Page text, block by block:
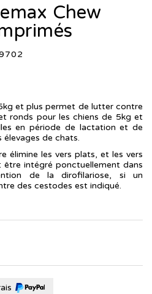
Chew
et plus permet de lutter contre
ronds pour les chiens de 5kg et
en période de lactation et de
élevages de chats.
élimine les vers plats, et les vers
intégré ponctuellement dans
de la dirofilariose, si un
des cestodes est indiqué.